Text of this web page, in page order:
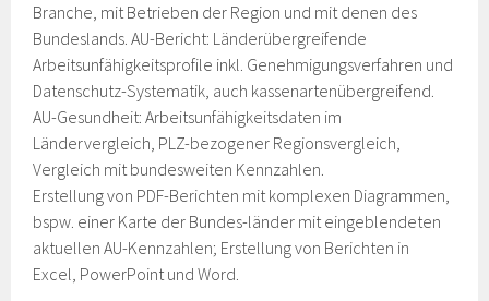
Branche, mit Betrieben der Region und mit denen des
Bundeslands. AU-Bericht: Länderübergreifende
Arbeitsunfähigkeitsprofile inkl. Genehmigungsverfahren und
Datenschutz-Systematik, auch kassenartenübergreifend.
AU-Gesundheit: Arbeitsunfähigkeitsdaten im
Ländervergleich, PLZ-bezogener Regionsvergleich,
Vergleich mit bundesweiten Kennzahlen.
Erstellung von PDF-Berichten mit komplexen Diagrammen,
bspw. einer Karte der Bundes-länder mit eingeblendeten
aktuellen AU-Kennzahlen; Erstellung von Berichten in
Excel, PowerPoint und Word.